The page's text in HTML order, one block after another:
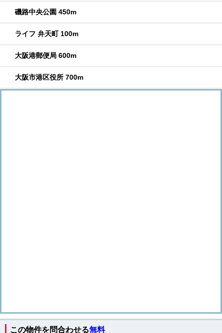
磯路中央公園 450m
ライフ 弁天町 100m
大阪港郵便局 600m
大阪市港区役所 700m
この物件を問合わせる無料